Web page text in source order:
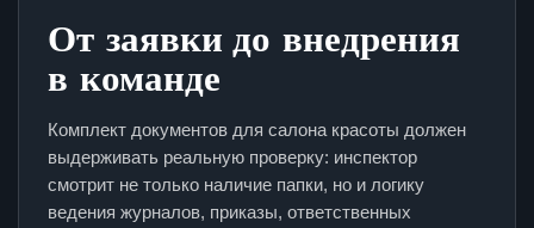
От заявки до внедрения
в команде
Комплект документов для салона красоты должен
выдерживать реальную проверку: инспектор
смотрит не только наличие папки, но и логику
ведения журналов, приказы, ответственных